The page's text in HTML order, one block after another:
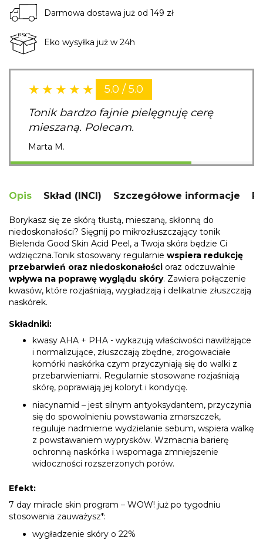
Darmowa dostawa już od 149 zł
Eko wysyłka już w 24h
5.0 / 5.0
Tonik bardzo fajnie pielęgnuję cerę
mieszaną. Polecam.
Marta M.
Opis Skład (INCI) Szczegółowe informacje
Borykasz się ze skórą tłustą, mieszaną, skłonną do
niedoskonałości? Sięgnij po mikrozłuszczający tonik
Bielenda Good Skin Acid Peel, a Twoja skóra będzie Ci
wdzięczna.Tonik stosowany regularnie wspiera redukcję
przebarwień oraz niedoskonałości oraz odczuwalnie
wpływa na poprawę wyglądu skóry. Zawiera połączenie
kwasów, które rozjaśniają, wygładzają i delikatnie złuszczają
naskórek.
Składniki:
kwasy AHA + PHA - wykazują właściwości nawilżające
i normalizujące, złuszczają zbędne, zrogowaciałe
komórki naskórka czym przyczyniają się do walki z
przebarwieniami. Regularnie stosowane rozjaśniają
skórę, poprawiają jej koloryt i kondycję.
niacynamid – jest silnym antyoksydantem, przyczynia
się do spowolnieniu powstawania zmarszczek,
reguluje nadmierne wydzielanie sebum, wspiera walkę
z powstawaniem wyprysków. Wzmacnia barierę
ochronną naskórka i wspomaga zmniejszenie
widoczności rozszerzonych porów.
Efekt:
7 day miracle skin program – WOW! już po tygodniu
stosowania zauważysz*:
wygładzenie skóry o 22%